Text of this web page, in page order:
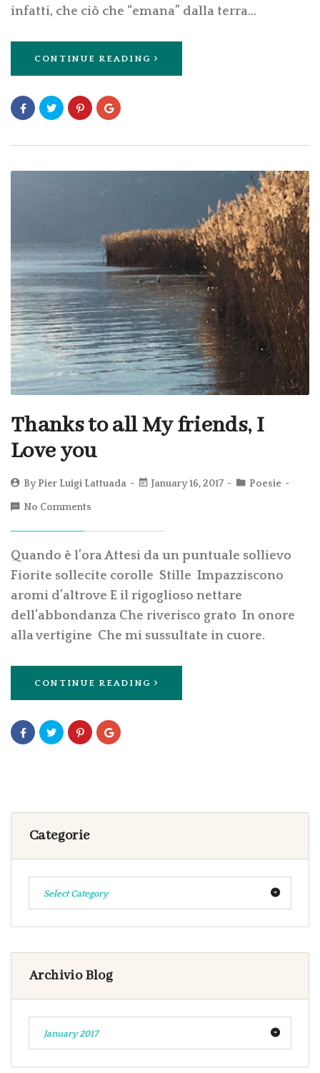
infatti, che ciò che “emana” dalla terra…
CONTINUE READING
Thanks to all My friends, I
Love you
ByPier Luigi Lattuada January 16, 2017 Poesie
No Comments
Quando è l’ora Attesi da un puntuale sollievo
Fiorite sollecite corolle Stille Impazziscono
aromi d’altrove E il rigoglioso nettare
dell’abbondanza Che riverisco grato In onore
alla vertigine Che mi sussultate in cuore.
CONTINUE READING
Categorie
Select Category
Archivio Blog
January 2017